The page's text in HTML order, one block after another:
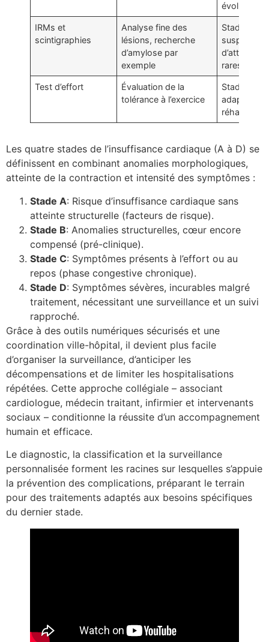
évolutif
IRMs et
scintigraphies
Analyse fine des
lésions, recherche
d’amylose par
exemple
Stades B à
suspicion
d’atteintes
rares
Test d’effort
Évaluation de la
tolérance à l’exercice
Stade C,
adapter la
Les quatre stades de l’insuffisance cardiaque (A à D) se
définissent en combinant anomalies morphologiques,
atteinte de la contraction et intensité des symptômes :
Stade A: Risque d’insuffisance cardiaque sans
atteinte structurelle (facteurs de risque).
Stade B: Anomalies structurelles, cœur encore
compensé (pré-clinique).
Stade C: Symptômes présents à l’effort ou au
repos (phase congestive chronique).
Stade D: Symptômes sévères, incurables malgré
traitement, nécessitant une surveillance et un suivi
rapproché.
Grâce à des outils numériques sécurisés et une
coordination ville-hôpital, il devient plus facile
d’organiser la surveillance, d’anticiper les
décompensations et de limiter les hospitalisations
répétées. Cette approche collégiale – associant
cardiologue, médecin traitant, infirmier et intervenants
sociaux – conditionne la réussite d’un accompagnement
humain et efficace.
Le diagnostic, la classification et la surveillance
personnalisée forment les racines sur lesquelles s’appuie
la prévention des complications, préparant le terrain
pour des traitements adaptés aux besoins spécifiques
du dernier stade.